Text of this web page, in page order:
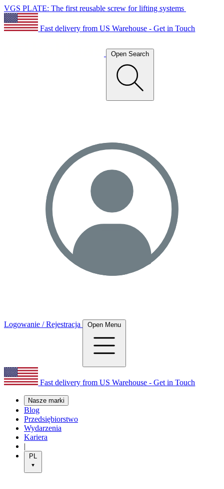
VGS PLATE: The first reusable screw for lifting systems
Fast delivery from US Warehouse - Get in Touch
Open Search
Logowanie / Rejestracja Open Menu
Fast delivery from US Warehouse - Get in Touch
Nasze marki
Blog
Przedsiębiorstwo
Wydarzenia
Kariera
|
PL